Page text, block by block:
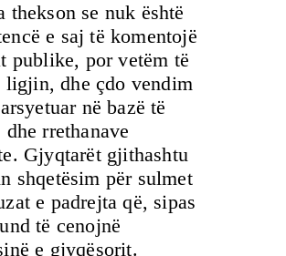
thekson se nuk është
e saj të komentojë
publike, por vetëm të
ligjin, dhe çdo vendim
në bazë të
rrethanave
Gjyqtarët gjithashtu
shqetësim për sulmet
e padrejta që, sipas
të cenojnë
e gjyqësorit.